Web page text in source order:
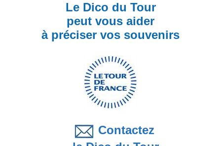
Le Dico du Tour
peut vous aider
à préciser vos souvenirs
Contactez